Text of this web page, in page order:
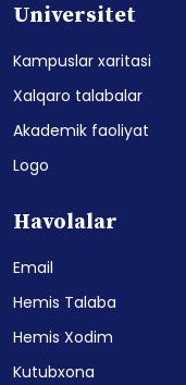
Universitet
Kampuslar xaritasi
Xalqaro talabalar
Akademik faoliyat
Logo
Havolalar
Email
Hemis Talaba
Hemis Xodim
Kutubxona